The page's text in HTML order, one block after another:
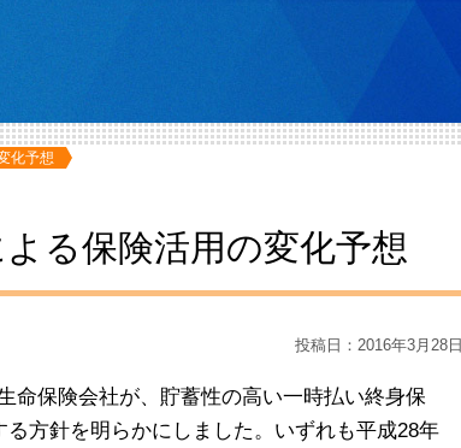
化予想
る保険活用の変化予想
投稿日：2016年3月28日
命保険会社が、貯蓄性の高い一時払い終身保
方針を明らかにしました。いずれも平成28年